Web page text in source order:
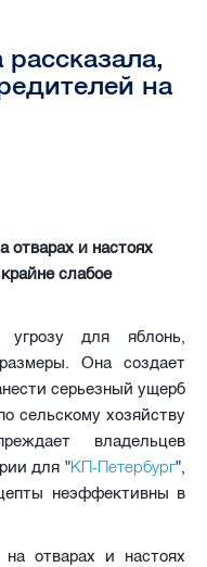
на
отварах и настоях
слабое
угрозу для яблонь,
Она создает
серьезный ущерб
сельскому хозяйству
владельцев
для "КП-Петербург",
неэффективны в
отварах и настоях